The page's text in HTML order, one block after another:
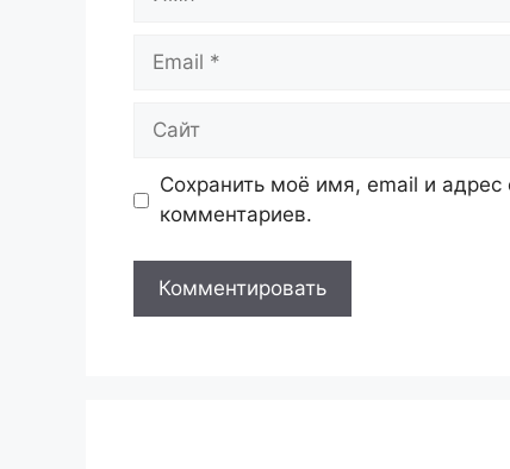
Email
Сайт
Сохранить моё имя, email и
комментариев.